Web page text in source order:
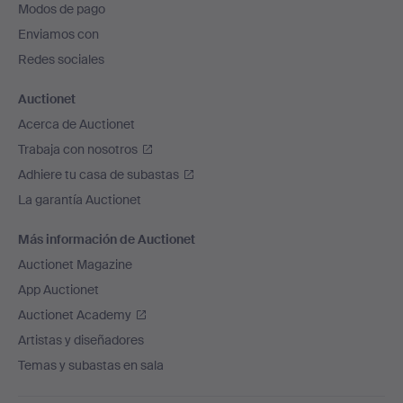
de
página
Modos de pago
Enviamos con
Redes sociales
Auctionet
Acerca de Auctionet
Trabaja con nosotros
Adhiere tu casa de subastas
La garantía Auctionet
Más información de Auctionet
Auctionet Magazine
App Auctionet
Auctionet Academy
Artistas y diseñadores
Temas y subastas en sala